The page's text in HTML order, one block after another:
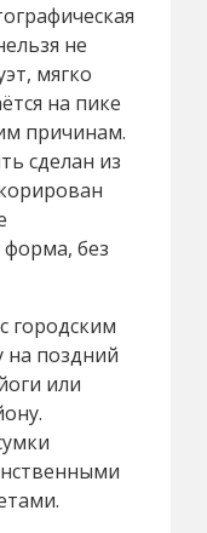
не
мягко
на пике
причинам.
сделан из
без
городским
на поздний
или